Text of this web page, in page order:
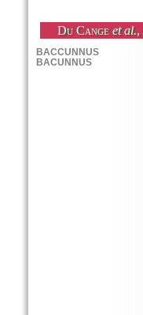
Du Cange et al.,